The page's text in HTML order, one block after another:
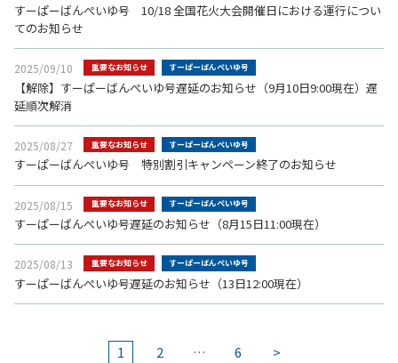
すーぱーばんぺいゆ号 10/18 全国花火大会開催日における運行につい
てのお知らせ
2025/09/10 重要なお知らせ すーぱーばんぺいゆ号
【解除】すーぱーばんぺいゆ号遅延のお知らせ（9月10日9:00現在）遅
延順次解消
2025/08/27 重要なお知らせ すーぱーばんぺいゆ号
すーぱーばんぺいゆ号 特別割引キャンペーン終了のお知らせ
2025/08/15 重要なお知らせ すーぱーばんぺいゆ号
すーぱーばんぺいゆ号遅延のお知らせ（8月15日11:00現在）
2025/08/13 重要なお知らせ すーぱーばんぺいゆ号
すーぱーばんぺいゆ号遅延のお知らせ（13日12:00現在）
1 2 … 6 >